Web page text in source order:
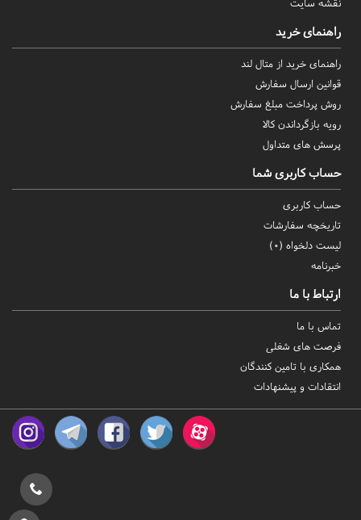
راهنمای خرید
راهنمای خرید از متال لند
قوانین ارسال سفارش
روش‌ پرداخت مبلغ سفارش
رویه بازگرداندن کالا
پرسش های متداول
حساب کاربری شما
حساب کاربری
تاریخچه سفارشات
لیست دلخواه (0
)
خبرنامه
ارتباط با ما
تماس با ما
فرصت های شغلی
همکاری با تامین کنندگان
انتقادات و پیشنهادات